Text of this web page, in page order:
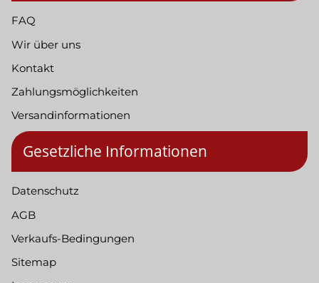
FAQ
Wir über uns
Kontakt
Zahlungsmöglichkeiten
Versandinformationen
Gesetzliche Informationen
Datenschutz
AGB
Verkaufs-Bedingungen
Sitemap